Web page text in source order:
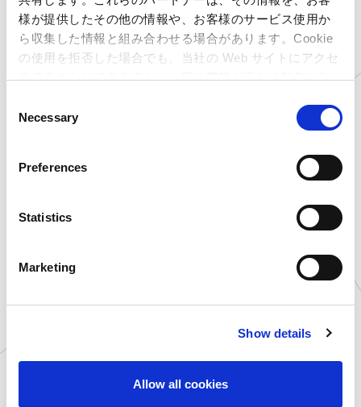
様が提供したその他の情報や、お客様のサービス使用か
ら収集した情報と組み合わせる場合があります。Cookie
の使用を拒否した場合でも、当社の Web サイトにアクセ
スすることはできますが、一部の機能が正しく動作しな
i
Necessary
Preferences
Statistics
Marketing
Show details
Allow all cookies
▼カプコンカフェ 池袋店 予約ページ
https://booking.resty.jp/webrsv/vacant/
s014341101/20190?isfixshop=true
▼カプコンカフェ 梅田店 予約ページ
https://booking.resty.jp/webrsv/vacant/
※店舗により予約ページが異なりますので、ご注
▼「カプコンカフェ 池袋店」
住所 ：東京都豊島区東池袋一丁目30番3
号 グランドスケープ池袋 3F
公式サイト：
https://www.capcom.co.jp/amusement/